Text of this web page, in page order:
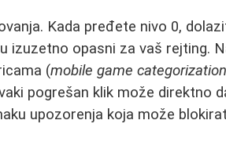
Kada pređete nivo 0,
izuzetno opasni za vaš rejting.
(mobile game
pogrešan klik može direktno
upozorenja koja može